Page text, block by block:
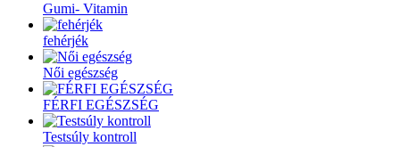
Gumi- Vitamin
fehérjék
Női egészség
FÉRFI EGÉSZSÉG
Testsúly kontroll